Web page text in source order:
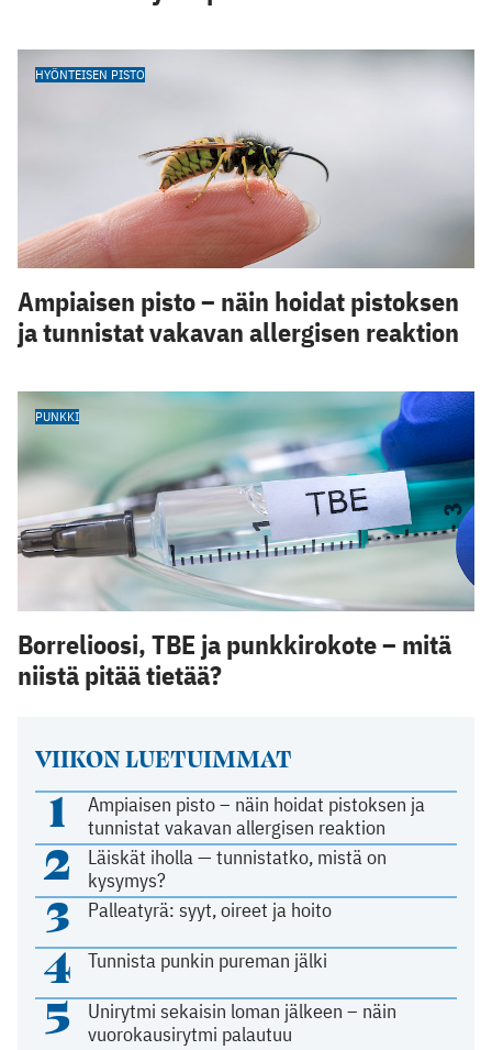
VIIKON LUETUIMMAT
1
Ampiaisen pisto – näin hoidat pistoksen ja
tunnistat vakavan allergisen reaktion
2
Läiskät iholla — tunnistatko, mistä on
kysymys?
3 Palleatyrä: syyt, oireet ja hoito
4 Tunnista punkin pureman jälki
5
Unirytmi sekaisin loman jälkeen – näin
vuorokausirytmi palautuu
HYÖNTEISEN PISTO
Ampiaisen pisto – näin hoidat pistoksen
ja tunnistat vakavan allergisen reaktion
PUNKKI
Borrelioosi, TBE ja punkkirokote – mitä
niistä pitää tietää?